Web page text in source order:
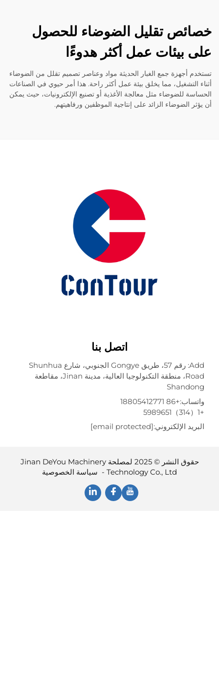
تقليل الضوضاء للحصول
بيئات عمل أكثر هدوءًا
أجهزة جمع الغبار الحديثة مواد وعناصر تصميم تقلل من الضوضاء
التشغيل، مما يخلق بيئة عمل أكثر راحة. هذا أمر حيوي في الصناعات
للضوضاء مثل معالجة الأغذية أو تصنيع الإلكترونيات، حيث يمكن
الضوضاء الزائد على إنتاجية الموظفين ورفاهيتهم.
اتصل بنا
Add: رقم 57، طريق Gongye الجنوبي، شارع Shunhua
Road، منطقة التكنولوجيا العالية، مدينة Jinan، مقاطعة
+86 18805412771
الإلكتروني:[email protected]
حقوق النشر © 2025 لمصلحة Jinan DeYou Machinery
Technology Co., Ltd -
سياسة الخصوصية